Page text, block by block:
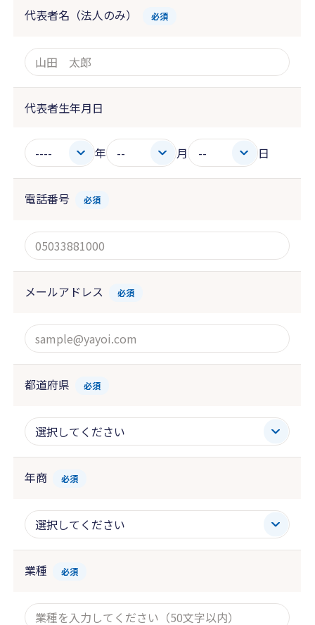
代表者名（法人のみ） 必須
代表者生年月日
年 月 日
電話番号 必須
メールアドレス 必須
都道府県 必須
年商 必須
業種 必須